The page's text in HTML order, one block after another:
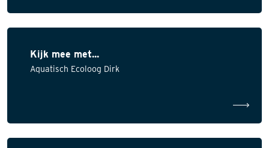
Kijk mee met...
Aquatisch Ecoloog Dirk